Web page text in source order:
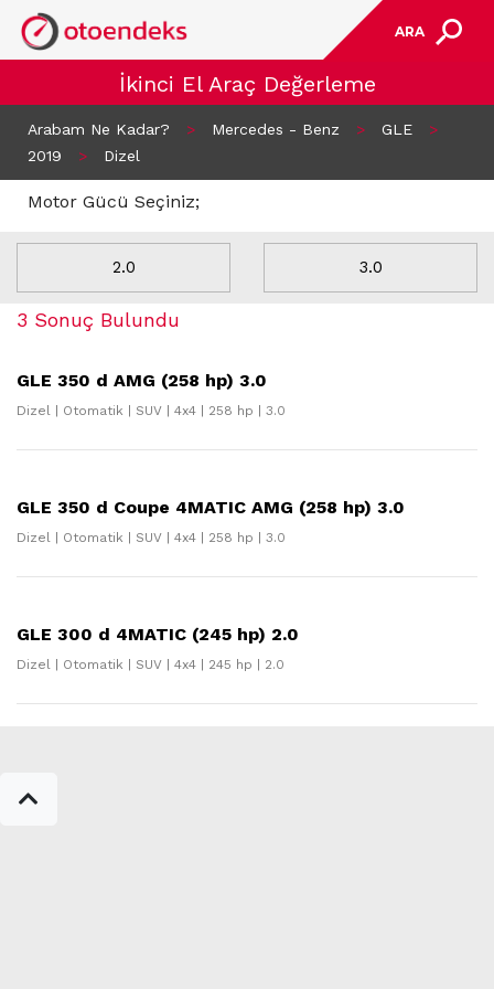
ARA
İkinci El Araç Değerleme
Arabam Ne Kadar? > Mercedes - Benz > GLE
>
2019
> Dizel
Motor Gücü Seçiniz;
2.0 3.0
3 Sonuç Bulundu
GLE 350 d AMG (258 hp) 3.0
Dizel | Otomatik | SUV | 4x4 | 258 hp | 3.0
GLE 350 d Coupe 4MATIC AMG (258 hp) 3.0
Dizel | Otomatik | SUV | 4x4 | 258 hp | 3.0
GLE 300 d 4MATIC (245 hp) 2.0
Dizel | Otomatik | SUV | 4x4 | 245 hp | 2.0